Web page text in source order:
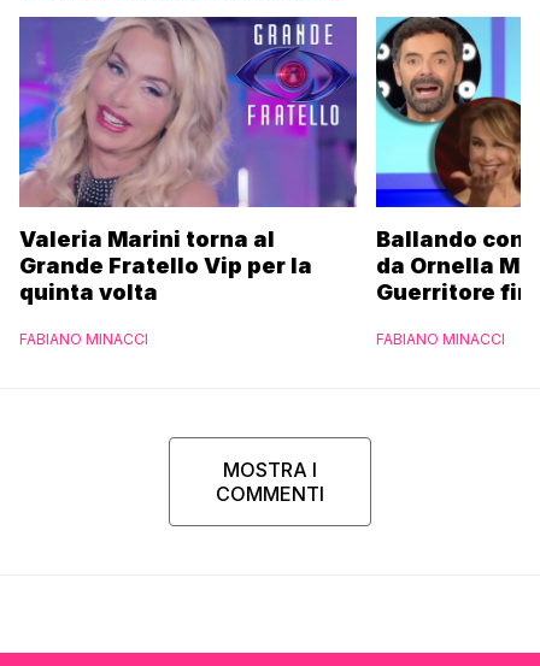
Valeria Marini torna al
Grande Fratello Vip per la
quinta volta
FABIANO MINACCI
Ballando con
da Ornella
Guerritore
l’esclusiva di
FABIANO MINACCI
MOSTRA I
COMMENTI